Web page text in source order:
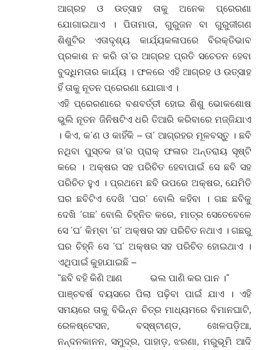
ଆଗ୍ରହ ଓ ଉତ୍ସାହ ତାକୁ ଅନେକ ପ୍ରେରଣା
ଯୋଗାଇଥାଏ । ପିତାମାତା, ଗୁରୁଜନ ବା ଗୁରୁଜୀଗଣ
ଶିଶୁଟିର ଏତାଦୃଶ୍ୟ କାର୍ଯ୍ୟକଳାପରେ ବିରକ୍ତିଭାବ
ପ୍ରକାଶ ନ କରି ତା’ର ଆଗ୍ରହ ପ୍ରତି ସଚେତନ ହେବା
ବୁଦ୍ଧିମତାର କାର୍ଯ୍ୟ । ଫଳରେ ଏହି ଆଗ୍ରହ ଓ ଉତ୍ସାହ
ହିଁ ତାକୁ ନୂତନ ପ୍ରେରଣା ଯୋଗାଏ ।
ଏହି ପ୍ରେରଣାରେ ବଶବର୍ତ୍ତୀ ହୋଇ ଶିଶୁ ଭୋକଶୋଷ
ଭୁଲି ନୂତନ ଜିନିଷଟିଏ ଧରି ତିଆରି କରିବାରେ ମଜ୍ଜିଯାଏ
। କିଏ, କ’ଣ ଓ କାହିଁକି – ତା’ ଆଗ୍ରହର ମୂଳବସ୍ତୁ । ଛବି
ନଥିବା ପୁସ୍ତକ ତା’ର ପ୍ରାକ୍ ଫଳାର ଅନ୍ତରାୟ ସୃଷ୍ଟି
କରେ । ଅକ୍ଷର ସହ ପରିଚିତ ହେବାପାଇଁ ସେ ଛବି ସହ
ପରିଚିତ ହୁଏ । ପ୍ରଥମେ ଛବି ଉପରେ ଅକ୍ଷର, ଯେମିତି
ଘର ଛବିଟିଏ ଦେଖି ‘ଘର’ ବୋଲି କହିବା । ଗଛ ଛବିକୁ
ଦେଖି ‘ଗଛ’ ବୋଲି ଚିହ୍ନିତ କରେ, ମାତ୍ର ସେତେବେଳେ
ସେ ‘ଘ’ କିମ୍ବା ‘ଗ’ ଅକ୍ଷର ସହ ପରିଚିତ ନଥାଏ । ଗଛରୁ
ଘର ଚିହ୍ନି ସେ ‘ଘ’ ଅକ୍ଷର ସହ ପରିଚିତ ହୋଇଥାଏ ।
ଏଥିପାଇଁ କୁହାଯାଇଛି –
“ଛବି ବହି କିଣି ଆଣ ଭଲ ପାଣି କର ପାନ ।”
ପାଞ୍ଚବର୍ଷ ବୟସରେ ପିଲା ପଢ଼ିବା ପାଇଁ ଯାଏ । ଏହି
ସମୟରେ ତାକୁ ବିଭିନ୍ନ ଚିତ୍ର ମାଧ୍ୟମରେ ବିମାନଘାଟି,
ରେଳଷ୍ଟେସନ, ବସ୍ଷ୍ଟାଣ୍ଡ, ଖେଳପଡ଼ିଆ,
ନନ୍ଦନକାନନ, ସମୁଦ୍ର, ପାହାଡ଼, ଝରଣା, ମରୁଭୂମି ଆଦି